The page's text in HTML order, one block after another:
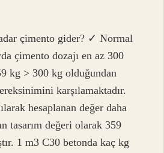
çimento gider? ✓ Normal
çimento dozajı en az 300
kg > 300 kg olduğundan
karşılamaktadır.
hesaplanan değer daha
tasarım değeri olarak 359
1 m3 C30 betonda kaç kg